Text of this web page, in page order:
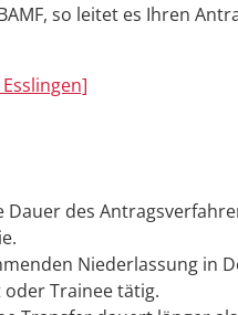
so leitet es Ihren
Dauer des
Niederlassung in
Trainee tätig.